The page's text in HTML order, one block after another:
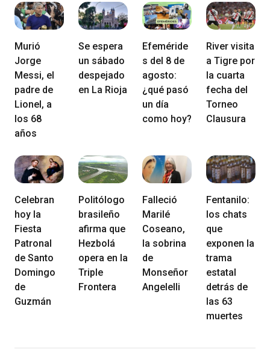
Murió
Jorge
Messi, el
padre de
Lionel, a
los 68
años
Se espera
un sábado
despejado
en La Rioja
Efeméride
s del 8 de
agosto:
¿qué pasó
un día
como hoy?
River visita
a Tigre por
la cuarta
fecha del
Torneo
Clausura
Celebran
hoy la
Fiesta
Patronal
de Santo
Domingo
de
Guzmán
Politólogo
brasileño
afirma que
Hezbolá
opera en la
Triple
Frontera
Falleció
Marilé
Coseano,
la sobrina
de
Monseñor
Angelelli
Fentanilo:
los chats
que
exponen la
trama
estatal
detrás de
las 63
muertes